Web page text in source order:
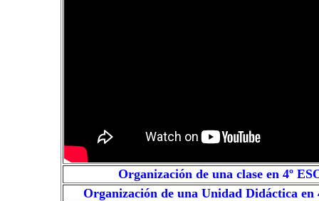
Organización de una clase en 4º
Organización de una Unidad Didáctica en